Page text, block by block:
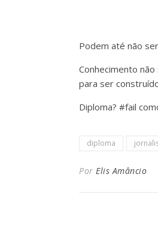
Podem até não
Conhecimento
para ser
Diploma? #fail
diploma
Por Elis Amâncio